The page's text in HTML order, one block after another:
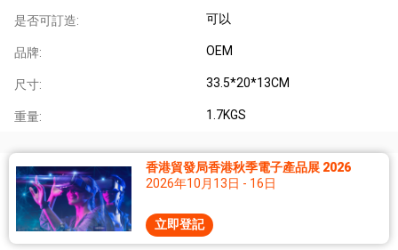
是否可訂造: 可以
品牌: OEM
尺寸: 33.5*20*13CM
重量: 1.7KGS
香港貿發局香港秋季電子產品展 2026
2026年10月13日 - 16日
立即登記